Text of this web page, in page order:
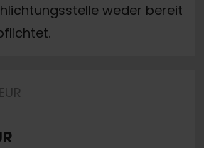
weder bereit